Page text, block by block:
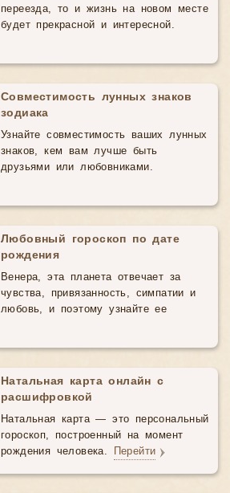
переезда, то и жизнь на новом месте
будет прекрасной и интересной.
Совместимость лунных знаков
зодиака
Узнайте совместимость ваших лунных
знаков, кем вам лучше быть
друзьями или любовниками.
Любовный гороскоп по дате
рождения
Венера, эта планета отвечает за
чувства, привязанность, симпатии и
любовь, и поэтому узнайте ее
Натальная карта онлайн с
расшифровкой
Натальная карта — это персональный
гороскоп, построенный на момент
рождения человека.
Перейти